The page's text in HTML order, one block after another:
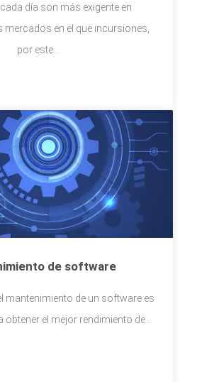
cada día son más exigente en
mercados en el que incursiones,
por este...
de software
mantenimiento de un software es
el mejor rendimiento de...